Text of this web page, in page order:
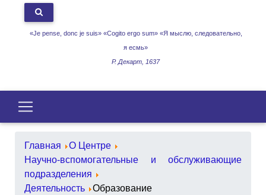
«Je pense, donc je suis» «Cogito ergo sum» «Я мыслю, следовательно,
я есмь»
Р. Декарт, 1637
Главная
О Центре
Научно-вспомогательные и обслуживающие
подразделения
Деятельность
Образование